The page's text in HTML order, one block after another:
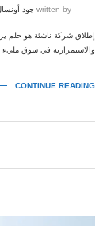
written by جود
إطلاق شركة ناشئة هو حلم
والاستمرارية في سوق مليء
CONTINUE READING